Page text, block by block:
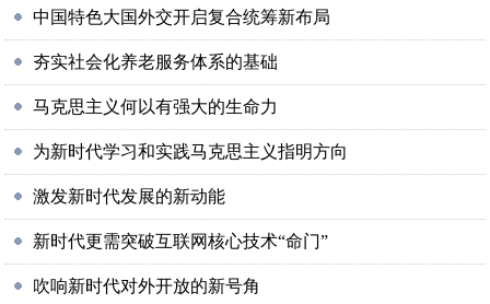
中国特色大国外交开启复合统筹新布局
夯实社会化养老服务体系的基础
马克思主义何以有强大的生命力
为新时代学习和实践马克思主义指明方向
激发新时代发展的新动能
新时代更需突破互联网核心技术“命门”
吹响新时代对外开放的新号角